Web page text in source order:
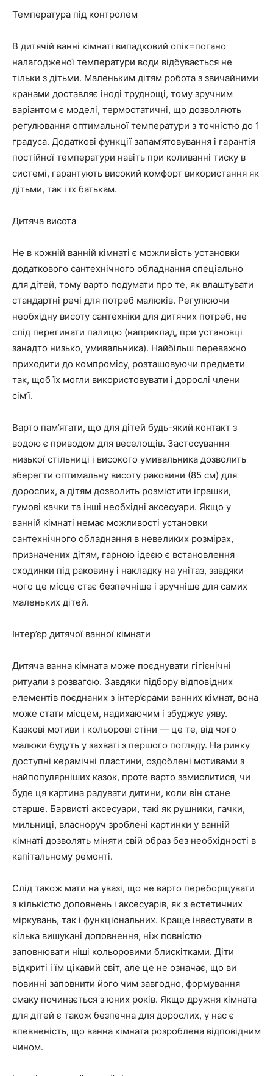
Температура під контролем
В дитячій ванні кімнаті випадковий опік=погано
налагодженої температури води відбувається не
тільки з дітьми. Маленьким дітям робота з звичайними
кранами доставляє іноді труднощі, тому зручним
варіантом є моделі, термостатичні, що дозволяють
регулювання оптимальної температури з точністю до 1
градуса. Додаткові функції запам’ятовування і гарантія
постійної температури навіть при коливанні тиску в
системі, гарантують високий комфорт використання як
дітьми, так і їх батькам.
Дитяча висота
Не в кожній ванній кімнаті є можливість установки
додаткового сантехнічного обладнання спеціально
для дітей, тому варто подумати про те, як влаштувати
стандартні речі для потреб малюків. Регулюючи
необхідну висоту сантехніки для дитячих потреб, не
слід перегинати палицю (наприклад, при установці
занадто низько, умивальника). Найбільш переважно
приходити до компромісу, розташовуючи предмети
так, щоб їх могли використовувати і дорослі члени
сім’ї.
Варто пам’ятати, що для дітей будь-який контакт з
водою є приводом для веселощів. Застосування
низької стільниці і високого умивальника дозволить
зберегти оптимальну висоту раковини (85 см) для
дорослих, а дітям дозволить розмістити іграшки,
гумові качки та інші необхідні аксесуари. Якщо у
ванній кімнаті немає можливості установки
сантехнічного обладнання в невеликих розмірах,
призначених дітям, гарною ідеєю є встановлення
сходинки під раковину і накладку на унітаз, завдяки
чого це місце стає безпечніше і зручніше для самих
маленьких дітей.
Інтер’єр дитячої ванної кімнати
Дитяча ванна кімната може поєднувати гігієнічні
ритуали з розвагою. Завдяки підбору відповідних
елементів поєднаних з інтер’єрами ванних кімнат, вона
може стати місцем, надихаючим і збуджує уяву.
Казкові мотиви і кольорові стіни — це те, від чого
малюки будуть у захваті з першого погляду. На ринку
доступні керамічні пластини, оздоблені мотивами з
найпопулярніших казок, проте варто замислитися, чи
буде ця картина радувати дитини, коли він стане
старше. Барвисті аксесуари, такі як рушники, гачки,
мильниці, власноруч зроблені картинки у ванній
кімнаті дозволять міняти свій образ без необхідності в
капітальному ремонті.
Слід також мати на увазі, що не варто переборщувати
з кількістю доповнень і аксесуарів, як з естетичних
міркувань, так і функціональних. Краще інвестувати в
кілька вишукані доповнення, ніж повністю
заповнювати ніші кольоровими блискітками. Діти
відкриті і їм цікавий світ, але це не означає, що ви
повинні заповнити його чим завгодно, формування
смаку починається з юних років. Якщо дружня кімната
для дітей є також безпечна для дорослих, у нас є
впевненість, що ванна кімната розроблена відповідним
чином.